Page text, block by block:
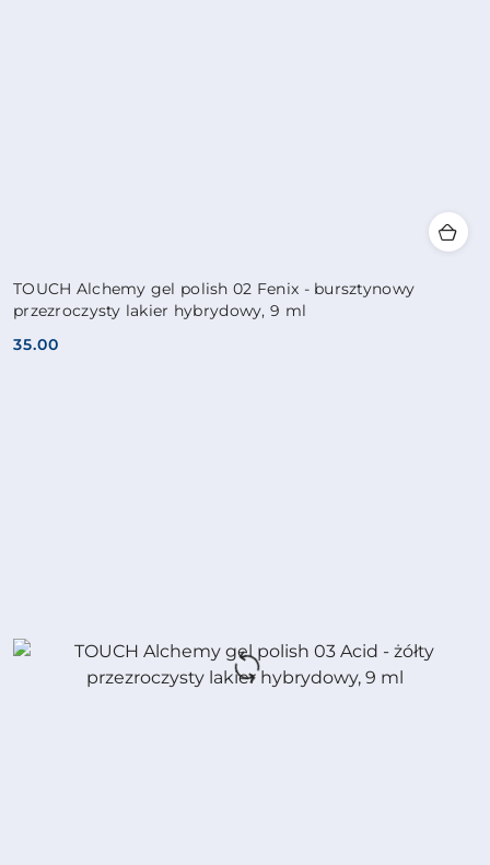
TOUCH Alchemy gel polish 02 Fenix - bursztynowy
przezroczysty lakier hybrydowy, 9 ml
Cena:
35.00